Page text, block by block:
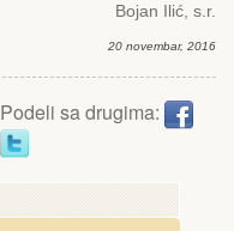
Bojan Ilić, s.r.
20 novembar, 2016
Podeli sa drugima: